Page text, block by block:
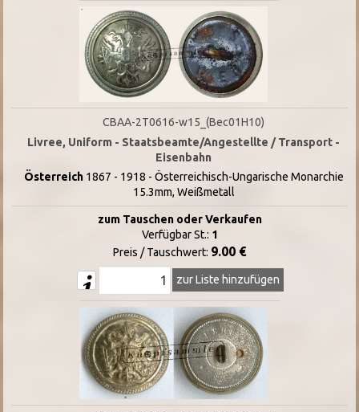
CBAA-2T0616-w15_(Bec01H10)
Livree, Uniform - Staatsbeamte/Angestellte / Transport -
Eisenbahn
Österreich1867 - 1918 - Österreichisch-Ungarische Monarchie
15.3mm, Weißmetall
zum Tauschen oder Verkaufen
Verfügbar St.: 1
Preis / Tauschwert: 9.00 €
zur Liste hinzufügen